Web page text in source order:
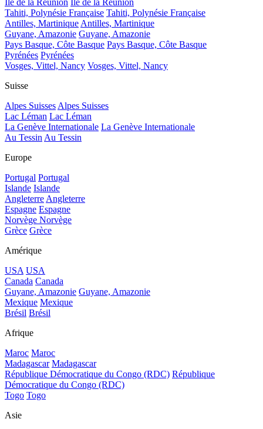
Île de la Réunion Île de la Réunion
Tahiti, Polynésie Française Tahiti, Polynésie Française
Antilles, Martinique Antilles, Martinique
Guyane, Amazonie Guyane, Amazonie
Pays Basque, Côte Basque Pays Basque, Côte Basque
Pyrénées Pyrénées
Vosges, Vittel, Nancy Vosges, Vittel, Nancy
Suisse
Alpes Suisses Alpes Suisses
Lac Léman Lac Léman
La Genève Internationale La Genève Internationale
Au Tessin Au Tessin
Europe
Portugal Portugal
Islande Islande
Angleterre Angleterre
Espagne Espagne
Norvège Norvège
Grèce Grèce
Amérique
USA USA
Canada Canada
Guyane, Amazonie Guyane, Amazonie
Mexique Mexique
Brésil Brésil
Afrique
Maroc Maroc
Madagascar Madagascar
République Démocratique du Congo (RDC) République
Démocratique du Congo (RDC)
Togo Togo
Asie